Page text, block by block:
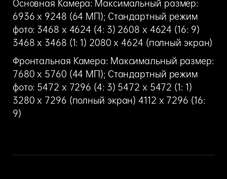
Основная Камера: Максимальный размер:
6936 x 9248 (64 МП); Стандартный режим
фото: 3468 x 4624 (4: 3) 2608 x 4624 (16: 9)
3468 x 3468 (1: 1) 2080 x 4624 (полный экран)
Фронтальная Камера: Максимальный размер:
7680 x 5760 (44 МП); Стандартный режим
фото: 5472 x 7296 (4: 3) 5472 x 5472 (1: 1)
3280 x 7296 (полный экран) 4112 x 7296 (16:
9)